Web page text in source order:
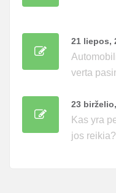
21 liepos,
verta
23
Kas yra
jos reikia?